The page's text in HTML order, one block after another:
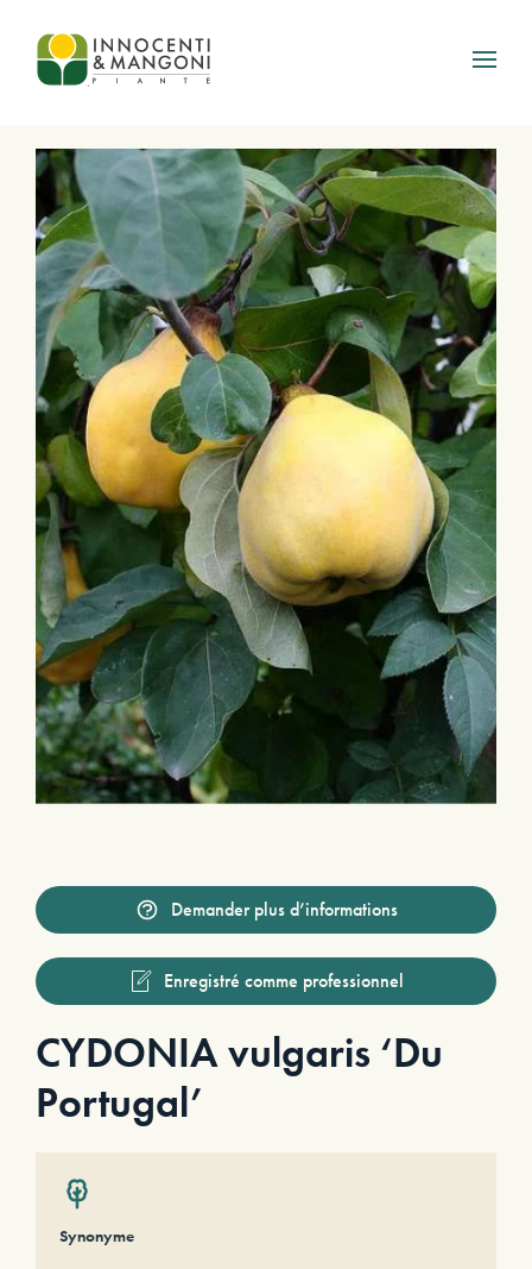
Skip to main content
Demander plus d’informations
Enregistré comme professionnel
CYDONIA vulgaris ‘Du
Portugal’
Synonyme